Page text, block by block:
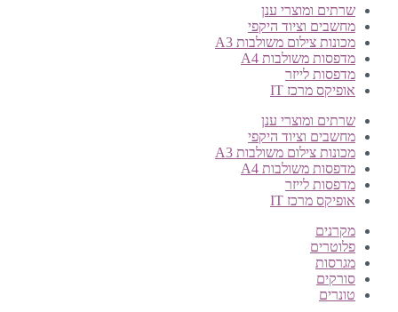
שרתים ומוצרי ענן
מחשבים וציוד היקפי
מכונות צילום משולבות A3
מדפסות משולבות A4
מדפסות לייזר
אופיקס מרכז IT
שרתים ומוצרי ענן
מחשבים וציוד היקפי
מכונות צילום משולבות A3
מדפסות משולבות A4
מדפסות לייזר
אופיקס מרכז IT
מקרנים
פלוטרים
מגרסות
סורקים
טונרים